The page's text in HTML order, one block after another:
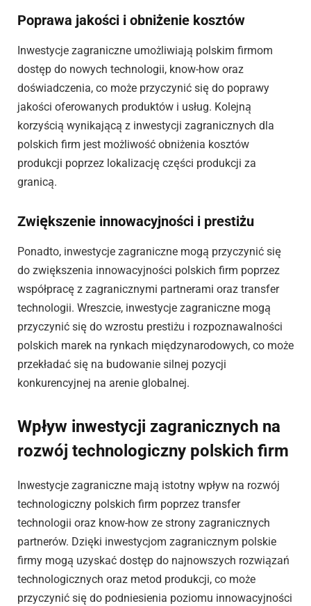
Poprawa jakości i obniżenie kosztów
Inwestycje zagraniczne umożliwiają polskim firmom
dostęp do nowych technologii, know-how oraz
doświadczenia, co może przyczynić się do poprawy
jakości oferowanych produktów i usług. Kolejną
korzyścią wynikającą z inwestycji zagranicznych dla
polskich firm jest możliwość obniżenia kosztów
produkcji poprzez lokalizację części produkcji za
granicą.
Zwiększenie innowacyjności i prestiżu
Ponadto, inwestycje zagraniczne mogą przyczynić się
do zwiększenia innowacyjności polskich firm poprzez
współpracę z zagranicznymi partnerami oraz transfer
technologii. Wreszcie, inwestycje zagraniczne mogą
przyczynić się do wzrostu prestiżu i rozpoznawalności
polskich marek na rynkach międzynarodowych, co może
przekładać się na budowanie silnej pozycji
konkurencyjnej na arenie globalnej.
Wpływ inwestycji zagranicznych na
rozwój technologiczny polskich firm
Inwestycje zagraniczne mają istotny wpływ na rozwój
technologiczny polskich firm poprzez transfer
technologii oraz know-how ze strony zagranicznych
partnerów. Dzięki inwestycjom zagranicznym polskie
firmy mogą uzyskać dostęp do najnowszych rozwiązań
technologicznych oraz metod produkcji, co może
przyczynić się do podniesienia poziomu innowacyjności